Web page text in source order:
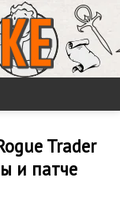
Trader
и патче